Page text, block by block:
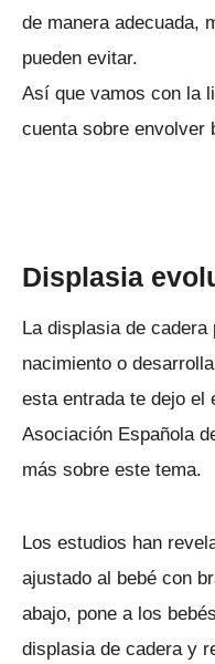
de manera adecuada,
pueden evitar.
Así que vamos con la
cuenta sobre envolver
Displasia
La displasia de cadera
nacimiento o
esta entrada te dejo el
Asociación Española
más sobre este tema.
Los estudios han
ajustado al bebé con
abajo, pone a los
displasia de cadera y